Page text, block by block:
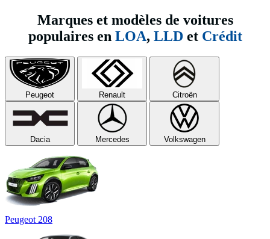
Marques et modèles de voitures
populaires en LOA, LLD et Crédit
Peugeot Renault Citroën
Dacia Mercedes Volkswagen
Peugeot 208